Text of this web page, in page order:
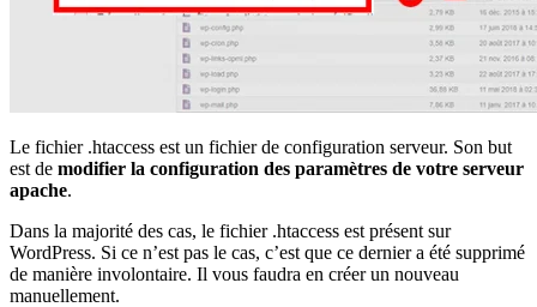
Le fichier .htaccess est un fichier de configuration serveur. Son but
est de modifier la configuration des paramètres de votre serveur
apache.
Dans la majorité des cas, le fichier .htaccess est présent sur
WordPress. Si ce n’est pas le cas, c’est que ce dernier a été supprimé
de manière involontaire. Il vous faudra en créer un nouveau
manuellement.